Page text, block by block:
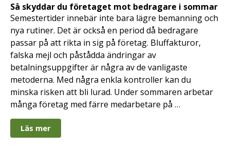
Så skyddar du företaget mot bedragare i sommar
Semestertider innebär inte bara lägre bemanning och
nya rutiner. Det är också en period då bedragare
passar på att rikta in sig på företag. Bluffakturor,
falska mejl och påstådda ändringar av
betalningsuppgifter är några av de vanligaste
metoderna. Med några enkla kontroller kan du
minska risken att bli lurad. Under sommaren arbetar
många företag med färre medarbetare på …
Läs mer